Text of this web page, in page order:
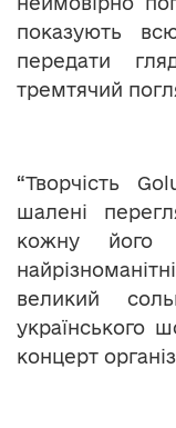
показують
передати
тремтячий
“Творчість
шалені
кожну його
великий
українського
концерт